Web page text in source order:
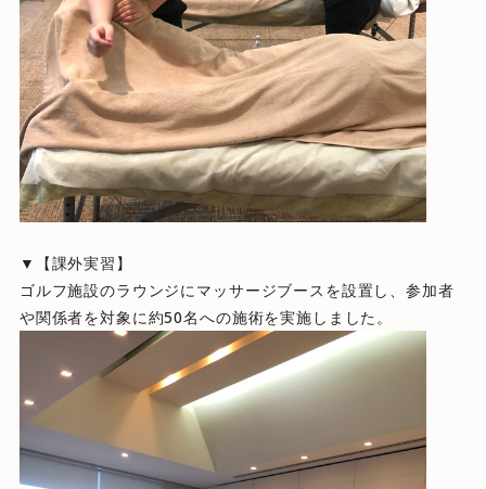
▼【課外実習】
ゴルフ施設のラウンジにマッサージブースを設置し、参加者
や関係者を対象に約50名への施術を実施しました。